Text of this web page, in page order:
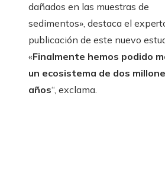
dañados en las muestras de
sedimentos», destaca el
publicación de este nuevo
«Finalmente hemos podido
un ecosistema de dos
años“, exclama.